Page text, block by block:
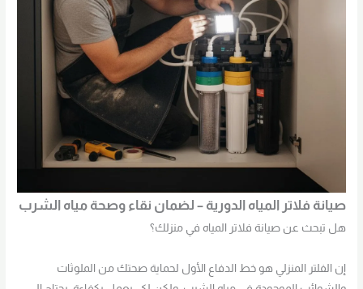
صيانة فلاتر المياه الدورية – لضمان نقاء وصحة مياه الشرب
هل تبحث عن صيانة فلاتر المياه في منزلك؟
إن الفلتر المنزلي هو خط الدفاع الأول لحماية صحتك من الملوثات